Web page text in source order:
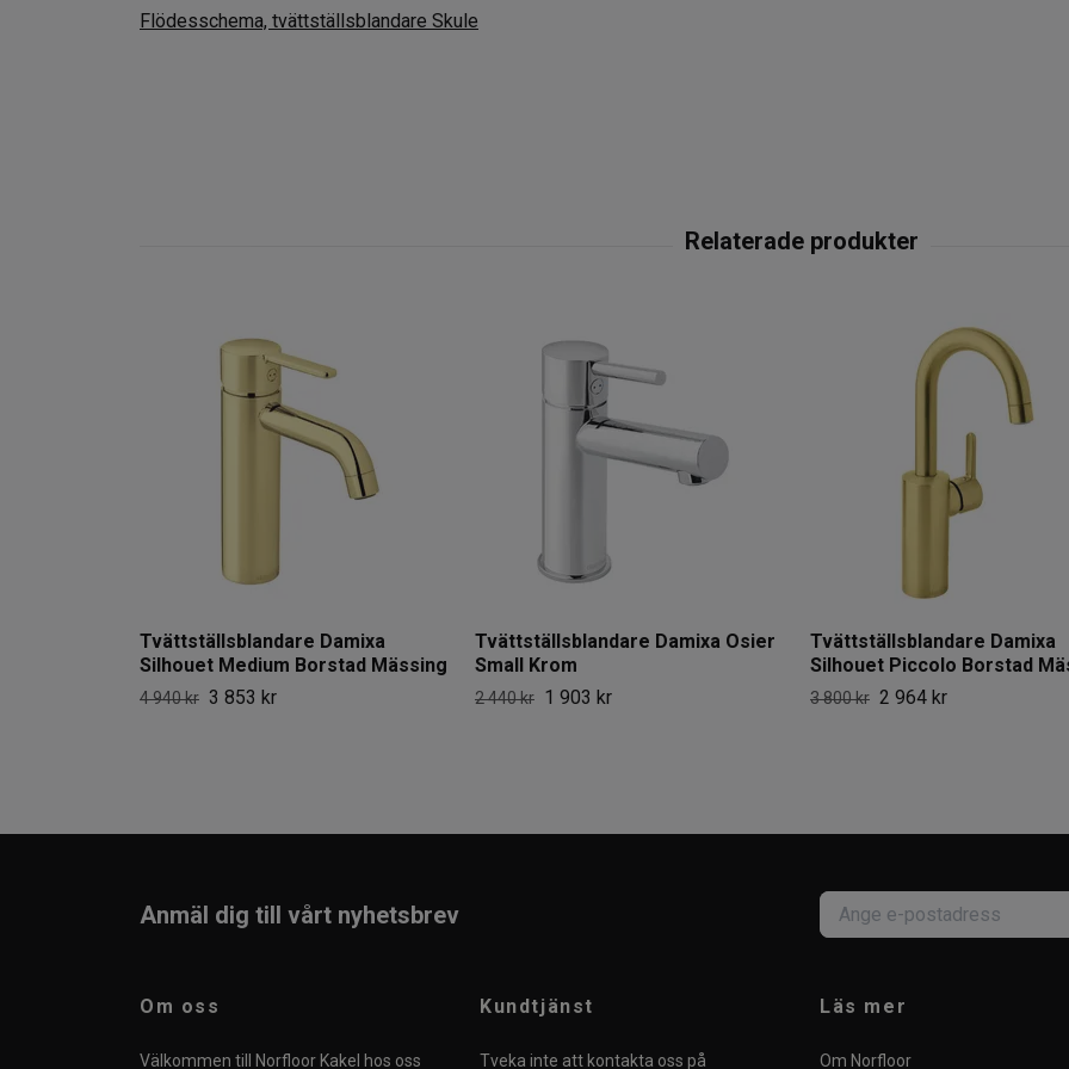
Flödesschema, tvättställsblandare Skule
Tvättställsblandare Damixa
Silhouet Medium Borstad Mässing
4 940 kr 3 853 kr
Tvättställsblandare Damixa Osier
Small Krom
2 440 kr 1 903 kr
Tvättställsblandare Damixa
Silhouet Piccolo Borstad
3 800 kr 2 964 kr
Anmäl dig till vårt nyhetsbrev
Om oss
Välkommen till Norfloor Kakel hos oss
Kundtjänst
Tveka inte att kontakta oss på
Läs mer
Om Norfloor